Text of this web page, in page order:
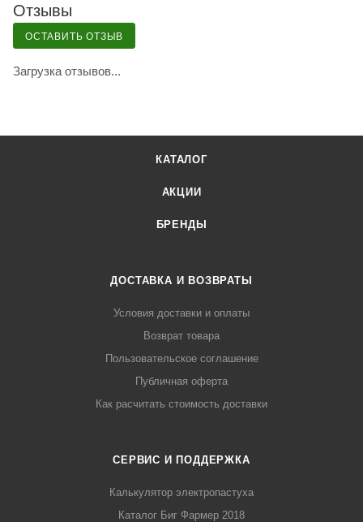
Отзывы
ОСТАВИТЬ ОТЗЫВ
Загрузка отзывов...
КАТАЛОГ
АКЦИИ
БРЕНДЫ
ДОСТАВКА И ВОЗВРАТЫ
Условия доставки и оплаты
Возврат товара
Пользовательское соглашение
Публичная оферта
Как расчитать стоимость доставки
СЕРВИС И ПОДДЕРЖКА
Калькулятор электропастуха
Каталог Биг Фармер 2018